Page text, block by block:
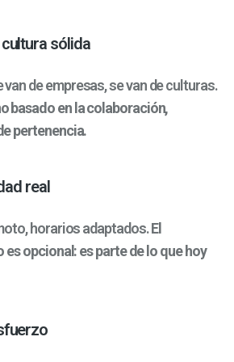
sólida
de empresas, se van de culturas.
basado en la colaboración,
pertenencia.
real
horarios adaptados.El
es opcional: es parte de lo que hoy